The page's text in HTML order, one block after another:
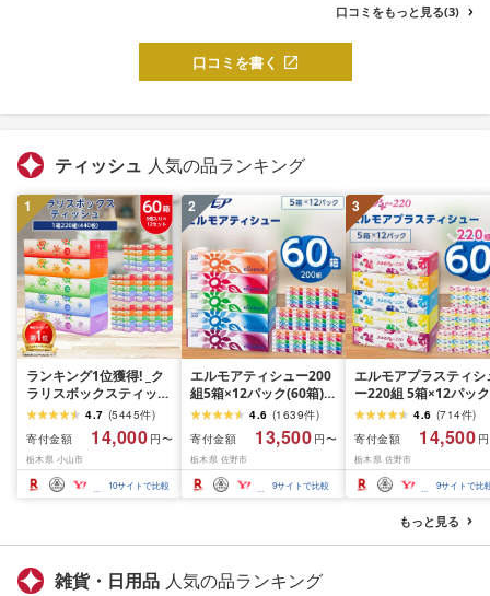
口コミをもっと見る(3)
口コミを書く
ティッシュ 人気の品ランキング
1
ランキング1位獲得! _ク
ラリスボックスティッシ
ュ60箱(1箱220組(440
枚))(5個入り×12セット)_
ティッシュ ティッシュ
ペーパー 日用品 常備品
生活用品 まとめ買い [配
送不可地域:離島・沖縄
4.7 (5445件)
寄付金額
14,000 円〜
栃木県 小山市
10サイトで比較
2
エルモアティシュー200
組5箱×12パック(60箱)
[離島・沖縄県不可]_ テ
ィッシュ ティッシュペ
ーパー 日用品 消耗品 ま
とめ買い 常備品 生活用
品 ボックスティッシュ
[配送不可地域:離島・沖
4.6 (1639件)
寄付金額
13,500 円〜
栃木県 佐野市
9サイトで比較
3
エルモアプラスティシ
ー220組 5箱×12パック
(60箱)[離島・沖縄県不
可]_ ティッシュ ティッ
シュペーパー 日用品
耗品 まとめ買い 常備
生活用品 ボックスティ
ッシュ [配送不可地域:
島・沖縄県]
4.6 (714件)
寄付金額
14,500
栃木県 佐野市
9サイトで比
もっと見る
雑貨・日用品 人気の品ランキング